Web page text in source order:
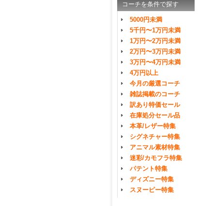
コーチを条件で探す
5000円未満
5千円〜1万円未満
1万円〜2万円未満
2万円〜3万円未満
3万円〜4万円未満
4万円以上
今月の厳選コーチ
雑誌掲載のコーチ
訳あり特価セール
在庫処分セール品
本革/レザー特集
シグネチャー特集
アニマル素材特集
迷彩/カモフラ特集
パテント特集
ディズニー特集
スヌーピー特集